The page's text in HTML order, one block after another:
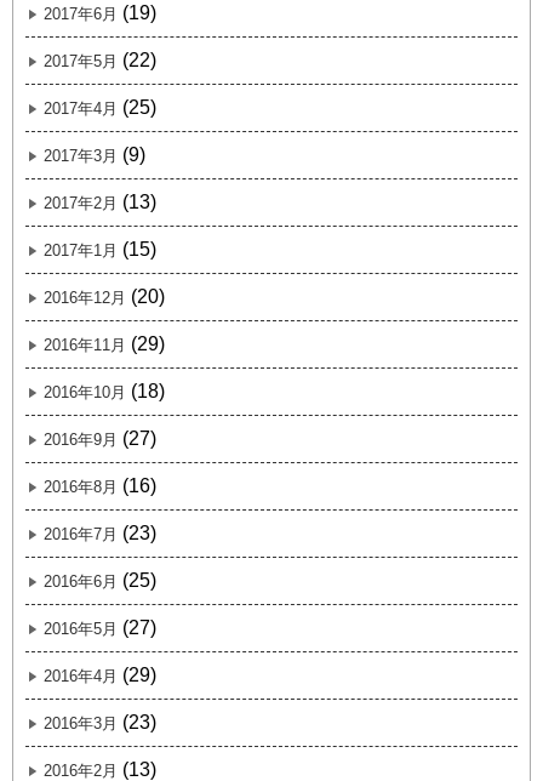
2017年6月 (19)
2017年5月 (22)
2017年4月 (25)
2017年3月 (9)
2017年2月 (13)
2017年1月 (15)
2016年12月 (20)
2016年11月 (29)
2016年10月 (18)
2016年9月 (27)
2016年8月 (16)
2016年7月 (23)
2016年6月 (25)
2016年5月 (27)
2016年4月 (29)
2016年3月 (23)
2016年2月 (13)